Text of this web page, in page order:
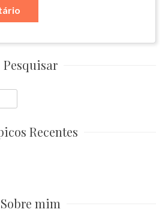
Pesquisar
Recentes
Sobre mim